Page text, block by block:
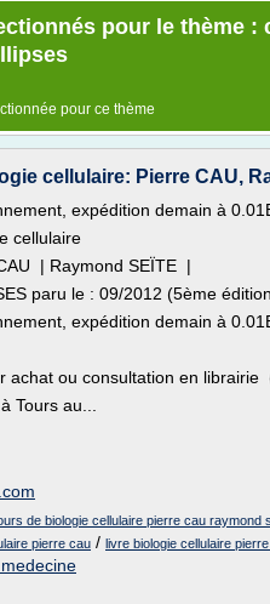
pour le thème :
pour ce thème
cellulaire: Pierre CAU,
expédition demain à
cellulaire
| Raymond SEÏTE |
paru le : 09/2012 (5ème
expédition demain à
achat ou consultation en librairie
Tours au...
de biologie cellulaire pierre cau raymond
pierre cau / livre biologie cellulaire